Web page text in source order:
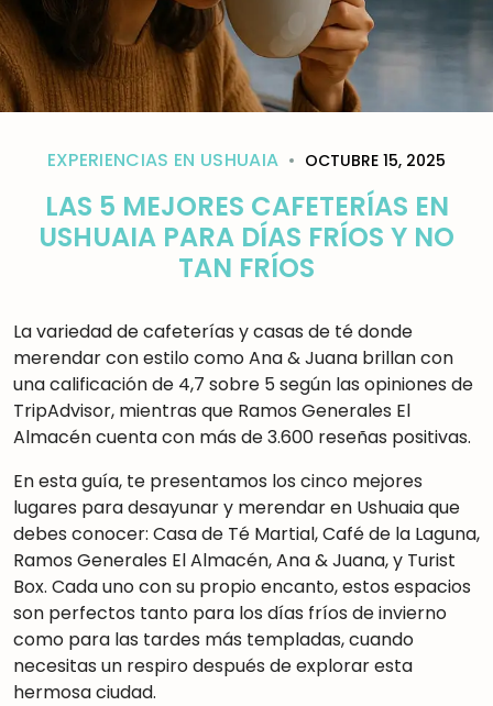
EXPERIENCIAS EN USHUAIA OCTUBRE 15, 2025
LAS 5 MEJORES CAFETERÍAS EN
USHUAIA PARA DÍAS FRÍOS Y NO
TAN FRÍOS
La variedad de cafeterías y casas de té donde
merendar con estilo como Ana & Juana brillan con
una calificación de 4,7 sobre 5 según las opiniones de
TripAdvisor, mientras que Ramos Generales El
Almacén cuenta con más de 3.600 reseñas positivas.
En esta guía, te presentamos los cinco mejores
lugares para desayunar y merendar en Ushuaia que
debes conocer: Casa de Té Martial, Café de la Laguna,
Ramos Generales El Almacén, Ana & Juana, y Turist
Box. Cada uno con su propio encanto, estos espacios
son perfectos tanto para los días fríos de invierno
como para las tardes más templadas, cuando
necesitas un respiro después de explorar esta
hermosa ciudad.